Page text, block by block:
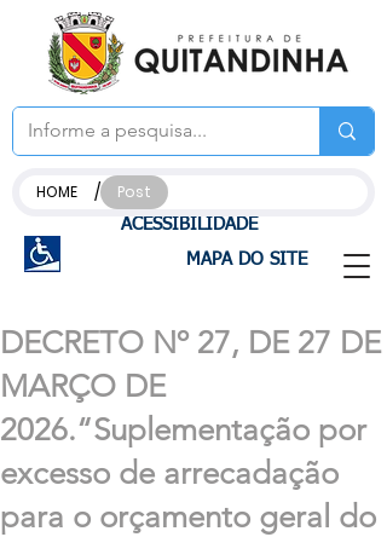
ACESSIBILIDADE
MAPA DO SITE
HOME / Post
DECRETO Nº 27, DE 27 DE
MARÇO DE
2026.“Suplementação por
excesso de arrecadação
para o orçamento geral do